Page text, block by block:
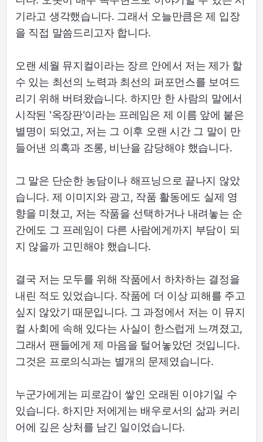
기라고 생각했습니다. 그래서 오늘만큼은 제 입장
을 직접 말씀드리고자 합니다.
오랜 세월 뮤지컬이라는 장르 안에서 저는 제가 할
수 있는 최선의 노력과 최선의 퍼포먼스를 보여드
리기 위해 버텨왔습니다. 하지만 한 사람의 말에서
시작된 '옥장판'이라는 프레임은 제 이름 앞에 붙은
별명이 되었고, 저는 그 이후 오랜 시간 그 말이 만
들어낸 의혹과 조롱, 비난을 감당해야 했습니다.
그 말은 단순한 농담이나 해프닝으로 끝나지 않았
습니다. 제 이미지와 광고, 작품 활동에도 실제 영
향을 미쳤고, 저는 작품을 선택하거나 내려놓는 순
간에도 그 프레임이 다른 사람에게까지 부담이 되
지 않을까 고민해야 했습니다.
결국 저는 모두를 위해 작품에서 하차하는 결정을
내린 적도 있었습니다. 작품에 더 이상 피해를 주고
싶지 않았기 때문입니다. 그 과정에서 저는 이 뮤지
컬 사회에 속해 있다는 사실이 한스럽게 느껴졌고,
그래서 팬들에게 제 마음을 털어놓았던 것입니다.
그것은 프로의식과는 별개의 문제였습니다.
누군가에게는 피로감이 쌓인 오래된 이야기일 수
있습니다. 하지만 저에게는 배우로서의 삶과 커리
어에 깊은 상처를 남긴 일이었습니다.